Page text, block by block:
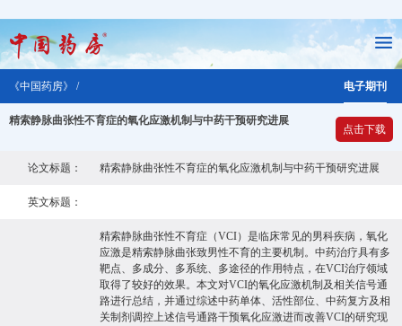
《中国药房》 / 电子期刊
精索静脉曲张性不育症的氧化应激机制与中药干预研究进展
点击下载
论文标题： 精索静脉曲张性不育症的氧化应激机制与中药干预研究进展
英文标题：
精索静脉曲张性不育症（VCI）是临床常见的男科疾病，氧化
应激是精索静脉曲张致男性不育的主要机制。中药治疗具有多
靶点、多成分、多系统、多途径的作用特点，在VCI治疗领域
取得了较好的效果。本文对VCI的氧化应激机制及相关信号通
路进行总结，并通过综述中药单体、活性部位、中药复方及相
关制剂调控上述信号通路干预氧化应激进而改善VCI的研究现